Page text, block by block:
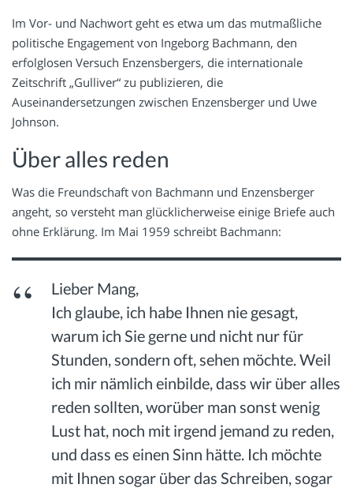
Im Vor- und Nachwort geht es etwa um das mutmaßliche
politische Engagement von Ingeborg Bachmann, den
erfolglosen Versuch Enzensbergers, die internationale
Zeitschrift „Gulliver“ zu publizieren, die
Auseinandersetzungen zwischen Enzensberger und Uwe
Johnson.
Über alles reden
Was die Freundschaft von Bachmann und Enzensberger
angeht, so versteht man glücklicherweise einige Briefe auch
ohne Erklärung. Im Mai 1959 schreibt Bachmann:
Lieber Mang,
Ich glaube, ich habe Ihnen nie gesagt,
warum ich Sie gerne und nicht nur für
Stunden, sondern oft, sehen möchte. Weil
ich mir nämlich einbilde, dass wir über alles
reden sollten, worüber man sonst wenig
Lust hat, noch mit irgend jemand zu reden,
und dass es einen Sinn hätte. Ich möchte
mit Ihnen sogar über das Schreiben, sogar